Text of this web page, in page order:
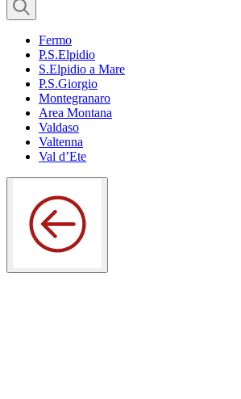
Fermo
P.S.Elpidio
S.Elpidio a Mare
P.S.Giorgio
Montegranaro
Area Montana
Valdaso
Valtenna
Val d’Ete